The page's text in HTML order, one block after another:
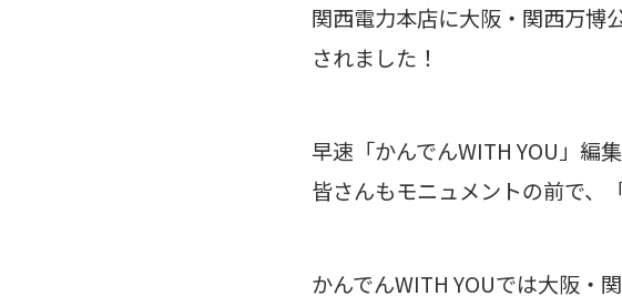
関西電力本店に大阪・関西万博
されました！
早速「かんでんWITH YOU」編
皆さんもモニュメントの前で、
かんでんWITH YOUでは大阪・